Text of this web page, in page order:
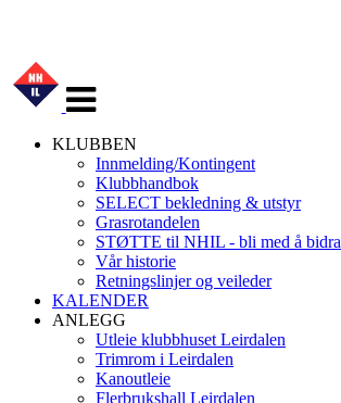
navigasjon
KLUBBEN
Innmelding/Kontingent
Klubbhandbok
SELECT bekledning & utstyr
Grasrotandelen
STØTTE til NHIL - bli med å bidra
Vår historie
Retningslinjer og veileder
KALENDER
ANLEGG
Utleie klubbhuset Leirdalen
Trimrom i Leirdalen
Kanoutleie
Flerbrukshall Leirdalen